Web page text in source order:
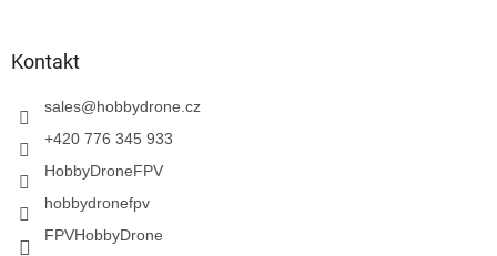
Kontakt
sales@hobbydrone.cz
+420 776 345 933
HobbyDroneFPV
hobbydronefpv
FPVHobbyDrone